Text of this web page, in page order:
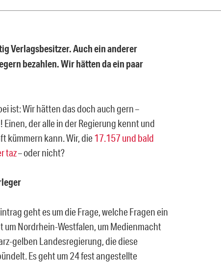
Verlagsbesitzer. Auch ein anderer
bezahlen. Wir hätten da ein paar
ist: Wir hätten das doch auch gern –
der alle in der Regierung kennt und
kümmern kann. Wir, die17.157 und bald
taz– oder nicht?
geht es um die Frage, welche Fragen ein
Nordrhein-Westfalen, um Medienmacht
gelben Landesregierung, die diese
Es geht um 24 fest angestellte